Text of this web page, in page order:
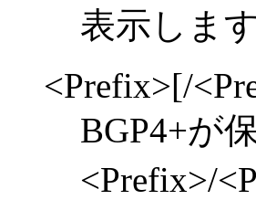
表示します
<Prefix>[/
BGP4+が
<Prefix>/